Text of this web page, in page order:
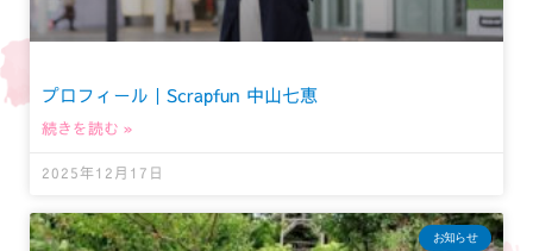
プロフィール｜Scrapfun 中山七恵
続きを読む »
2025年12月17日
お知らせ